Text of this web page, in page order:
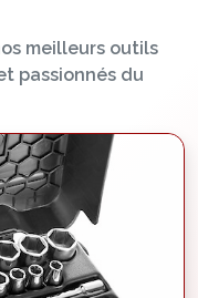
meilleurs outils
passionnés du